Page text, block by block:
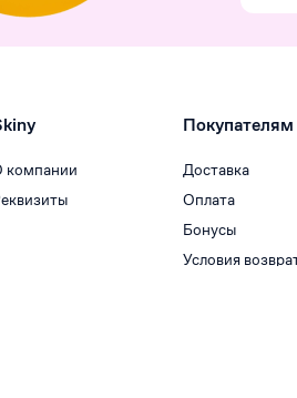
компании
Покупателям
Доставка
Оплата
Бонусы
Условия